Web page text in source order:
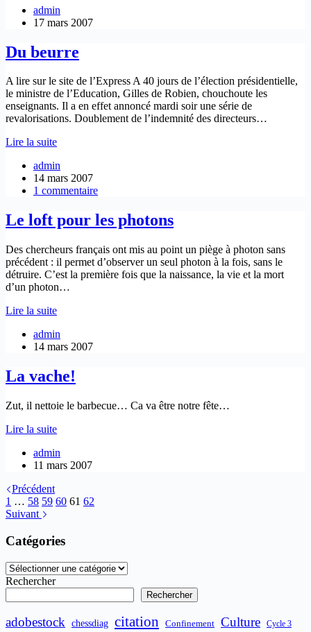
demain
admin
17 mars 2007
Du beurre
A lire sur le site de l’Express A 40 jours de l’élection présidentielle,
le ministre de l’Education, Gilles de Robien, chouchoute les
enseignants. Il a en effet annoncé mardi soir une série de
revalorisations. Doublement de l’indemnité des directeurs…
Lire la suiteDu
admin
14 mars 2007
1 commentaire
Le loft pour les photons
Des chercheurs français ont mis au point un piège à photon sans
précédent : il permet d’observer un seul photon à la fois, sans le
détruire. C’est la première fois que la naissance, la vie et la mort
d’un photon…
Lire la suiteLe
pour
les
admin
14 mars 2007
La vache!
Zut, il nettoie le barbecue… Ca va être notre fête…
Lire la suiteLa
admin
11 mars 2007
Précédent
1 … 58 59 60 61 62
Suivant
Catégories
Catégories
Rechercher
Rechercher
adobestock chessdiag citation Confinement Culture Cycle 3